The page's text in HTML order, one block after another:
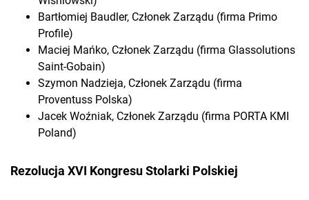
Bartłomiej Baudler, Członek Zarządu (firma Primo
Profile)
Maciej Mańko, Członek Zarządu (firma Glassolutions
Saint-Gobain)
Szymon Nadzieja, Członek Zarządu (firma
Proventuss Polska)
Jacek Woźniak, Członek Zarządu (firma PORTA KMI
Poland)
Rezolucja XVI Kongresu Stolarki Polskiej